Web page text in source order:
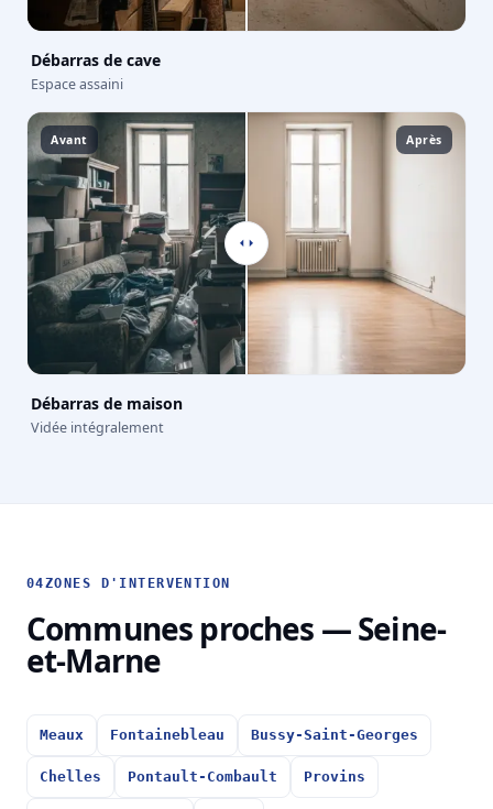
Débarras de cave
Espace assaini
Avant Après
Débarras de maison
Vidée intégralement
04ZONES D'INTERVENTION
Communes proches — Seine-
et-Marne
Meaux Fontainebleau Bussy-Saint-Georges
Chelles Pontault-Combault Provins